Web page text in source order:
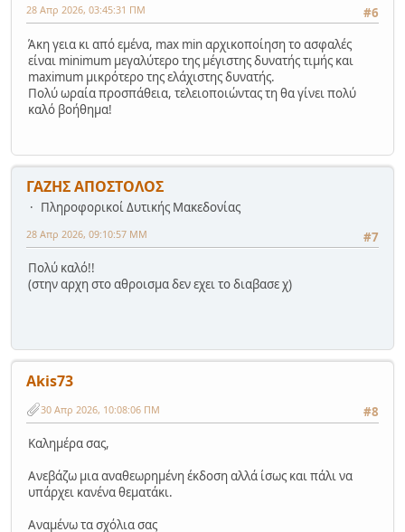
#6
28 Απρ 2026, 03:45:31 ΠΜ
Άκη γεια κι από εμένα, max min αρχικοποίηση το ασφαλές
είναι minimum μεγαλύτερο της μέγιστης δυνατής τιμής και
maximum μικρότερο της ελάχιστης δυνατής.
Πολύ ωραία προσπάθεια, τελειοποιώντας τη θα γίνει πολύ
καλό βοήθημα!
ΓΑΖΗΣ ΑΠΟΣΤΟΛΟΣ
Πληροφορικοί Δυτικής Μακεδονίας
#7
28 Απρ 2026, 09:10:57 ΜΜ
Πολύ καλό!!
(στην αρχη στο αθροισμα δεν εχει το διαβασε χ)
Akis73
#8
30 Απρ 2026, 10:08:06 ΠΜ
Καλημέρα σας,
Ανεβάζω μια αναθεωρημένη έκδοση αλλά ίσως και πάλι να
υπάρχει κανένα θεματάκι.
Αναμένω τα σχόλια σας